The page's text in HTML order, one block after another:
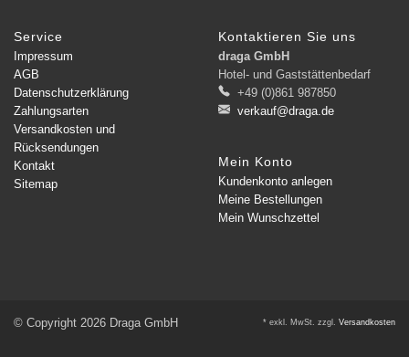
Service
Impressum
AGB
Datenschutzerklärung
Zahlungsarten
Versandkosten und
Rücksendungen
Kontakt
Sitemap
Kontaktieren Sie uns
draga GmbH
Hotel- und Gaststättenbedarf
+49 (0)861 987850
verkauf@draga.de
Mein Konto
Kundenkonto anlegen
Meine Bestellungen
Mein Wunschzettel
© Copyright 2026 Draga GmbH * exkl. MwSt. zzgl. Versandkosten